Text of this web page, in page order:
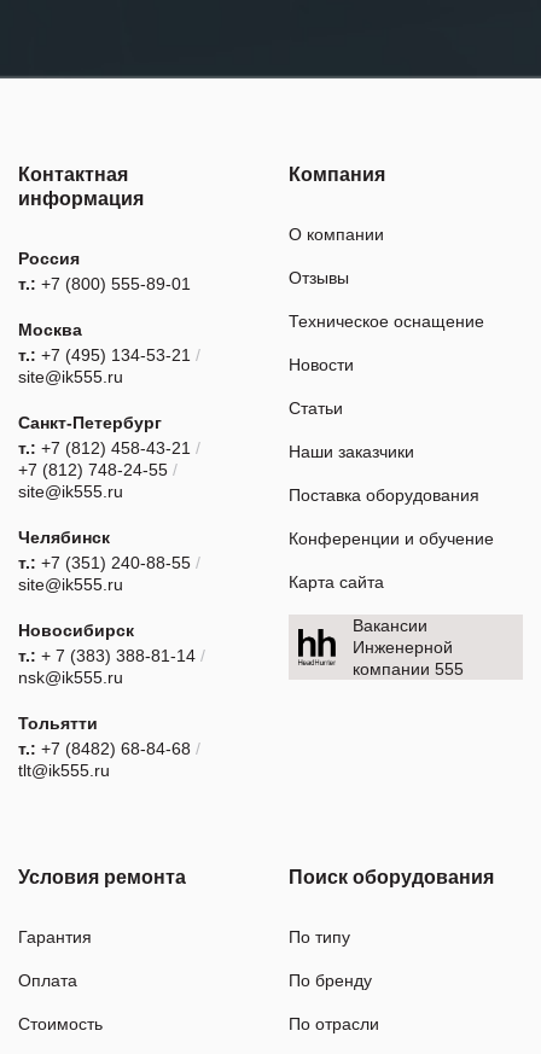
Контактная
информация
Россия
т.: +7 (800) 555-89-01
Москва
т.: +7 (495) 134-53-21 /
site@ik555.ru
Санкт-Петербург
т.: +7 (812) 458-43-21 /
+7 (812) 748-24-55 /
site@ik555.ru
Челябинск
т.: +7 (351) 240-88-55 /
site@ik555.ru
Новосибирск
т.: + 7 (383) 388-81-14 /
nsk@ik555.ru
Тольятти
т.: +7 (8482) 68-84-68 /
tlt@ik555.ru
Компания
О компании
Отзывы
Техническое оснащение
Новости
Статьи
Наши заказчики
Поставка оборудования
Конференции и обучение
Карта сайта
Вакансии
Инженерной
компании 555
Условия ремонта
Гарантия
Оплата
Стоимость
Поиск оборудования
По типу
По бренду
По отрасли